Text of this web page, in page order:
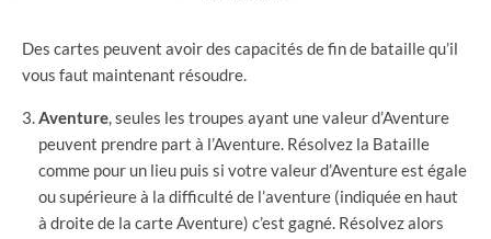
Des cartes peuvent avoir des capacités de fin de bataille qu’il
vous faut maintenant résoudre.
Aventure, seules les troupes ayant une valeur d’Aventure
peuvent prendre part à l’Aventure. Résolvez la Bataille
comme pour un lieu puis si votre valeur d’Aventure est égale
ou supérieure à la difficulté de l’aventure (indiquée en haut
à droite de la carte Aventure) c’est gagné. Résolvez alors